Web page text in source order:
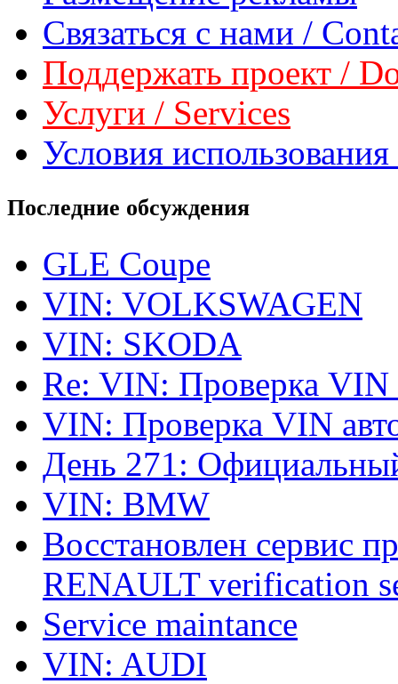
Связаться с нами /
Поддержать проект /
Услуги / Services
Условия
Последние обсуждения
GLE Coupe
VIN: VOLKSWAGEN
VIN: SKODA
Re: VIN: Проверка VIN
VIN: Проверка VIN
День 271:
VIN: BMW
Восстановлен сервис
RENAULT verification
Service maintance
VIN: AUDI